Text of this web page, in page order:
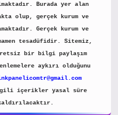
Burada yer alan
olup, gerçek kurum ve
Gerçek kurum ve
tesadüfidir. Sitemiz,
bir bilgi paylaşım
aykırı olduğunu
içerikler yasal süre